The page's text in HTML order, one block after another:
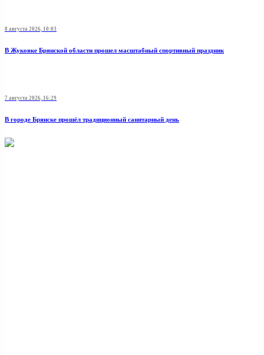
8 августа 2026, 10:03
В Жуковке Брянской области прошел масштабный спортивный праздник
7 августа 2026, 16:29
В городе Брянске прошёл традиционный санитарный день